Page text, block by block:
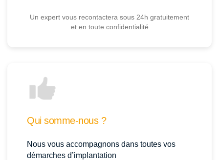
Un expert vous recontactera sous 24h gratuitement
et en toute confidentialité
Qui somme-nous ?
Nous vous accompagnons dans toutes vos
démarches d’implantation